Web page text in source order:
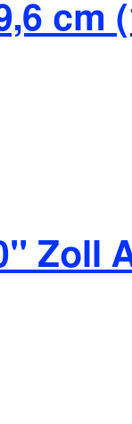
cm
Zoll